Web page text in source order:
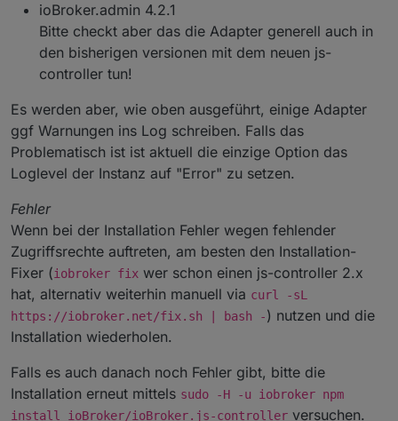
ioBroker.admin 4.2.1
Bitte checkt aber das die Adapter generell auch in
den bisherigen versionen mit dem neuen js-
controller tun!
Es werden aber, wie oben ausgeführt, einige Adapter
ggf Warnungen ins Log schreiben. Falls das
Problematisch ist ist aktuell die einzige Option das
Loglevel der Instanz auf "Error" zu setzen.
Fehler
Wenn bei der Installation Fehler wegen fehlender
Zugriffsrechte auftreten, am besten den Installation-
Fixer (iobroker fix wer schon einen js-controller 2.x
hat, alternativ weiterhin manuell via curl -sL
https://iobroker.net/fix.sh | bash -) nutzen und die
Installation wiederholen.
Falls es auch danach noch Fehler gibt, bitte die
Installation erneut mittels sudo -H -u iobroker npm
install ioBroker/ioBroker.js-controller versuchen.